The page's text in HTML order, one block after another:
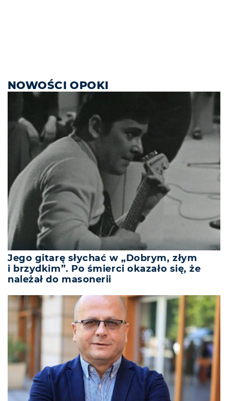
NOWOŚCI OPOKI
Jego gitarę słychać w „Dobrym, złym
i brzydkim”. Po śmierci okazało się, że
należał do masonerii